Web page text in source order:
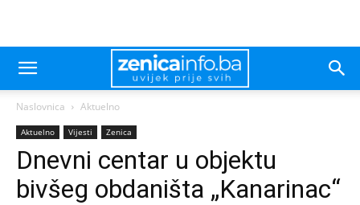
Naslovnica Aktuelno
Aktuelno Vijesti Zenica
Dnevni centar u objektu
bivšeg obdaništa „Kanarinac“